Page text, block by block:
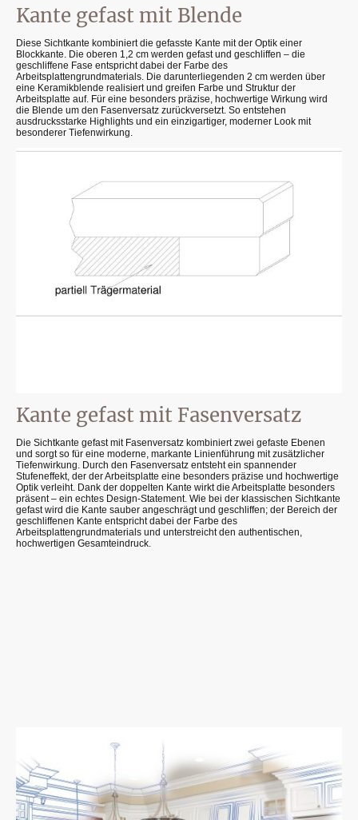
Kante gefast mit Blende
Diese Sichtkante kombiniert die gefasste Kante mit der Optik einer
Blockkante. Die oberen 1,2 cm werden gefast und geschliffen – die
geschliffene Fase entspricht dabei der Farbe des
Arbeitsplattengrundmaterials. Die darunterliegenden 2 cm werden über
eine Keramikblende realisiert und greifen Farbe und Struktur der
Arbeitsplatte auf. Für eine besonders präzise, hochwertige Wirkung wird
die Blende um den Fasenversatz zurückversetzt. So entstehen
ausdrucksstarke Highlights und ein einzigartiger, moderner Look mit
besonderer Tiefenwirkung.
Kante gefast mit Fasenversatz
Die Sichtkante gefast mit Fasenversatz kombiniert zwei gefaste Ebenen
und sorgt so für eine moderne, markante Linienführung mit zusätzlicher
Tiefenwirkung. Durch den Fasenversatz entsteht ein spannender
Stufeneffekt, der der Arbeitsplatte eine besonders präzise und hochwertige
Optik verleiht. Dank der doppelten Kante wirkt die Arbeitsplatte besonders
präsent – ein echtes Design-Statement. Wie bei der klassischen Sichtkante
gefast wird die Kante sauber angeschrägt und geschliffen; der Bereich der
geschliffenen Kante entspricht dabei der Farbe des
Arbeitsplattengrundmaterials und unterstreicht den authentischen,
hochwertigen Gesamteindruck.